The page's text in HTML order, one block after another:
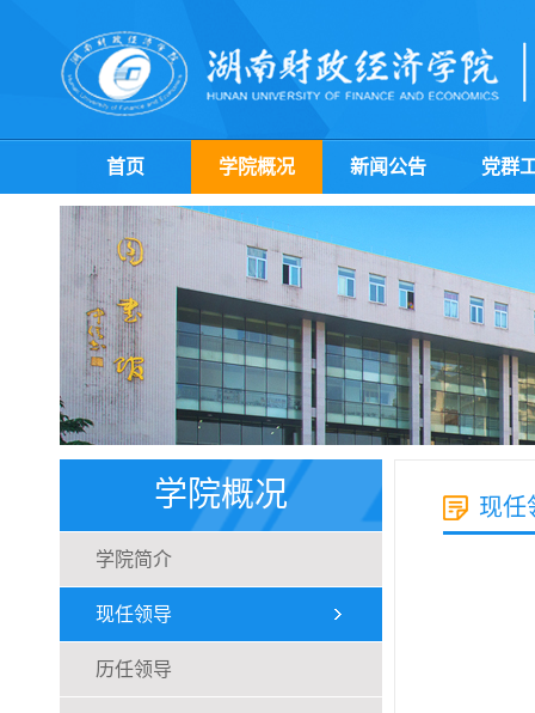
首页 学院概况 新闻公告 党群
学院概况
学院简介
现任领导
历任领导
现任